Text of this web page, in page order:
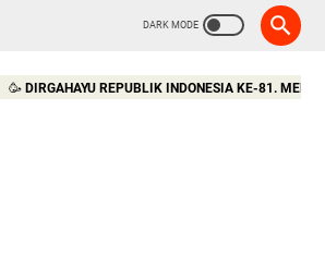
DIRGAHAYU REPUBLIK INDONESIA KE-81. MERDEKA!!!